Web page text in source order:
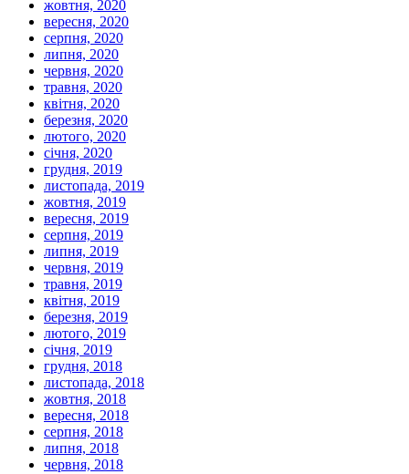
жовтня, 2020
вересня, 2020
серпня, 2020
липня, 2020
червня, 2020
травня, 2020
квітня, 2020
березня, 2020
лютого, 2020
січня, 2020
грудня, 2019
листопада, 2019
жовтня, 2019
вересня, 2019
серпня, 2019
липня, 2019
червня, 2019
травня, 2019
квітня, 2019
березня, 2019
лютого, 2019
січня, 2019
грудня, 2018
листопада, 2018
жовтня, 2018
вересня, 2018
серпня, 2018
липня, 2018
червня, 2018